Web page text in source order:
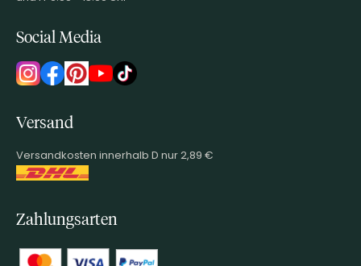
Social Media
Versand
Versandkosten innerhalb D nur 2,89 €
Zahlungsarten